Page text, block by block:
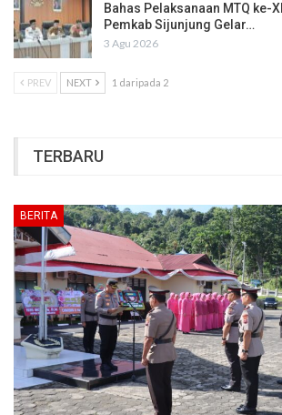
Bahas Pelaksanaan MTQ ke-
Pemkab Sijunjung Gelar…
3 Agu 2026
PREV NEXT 1 daripada 2
TERBARU
BERITA